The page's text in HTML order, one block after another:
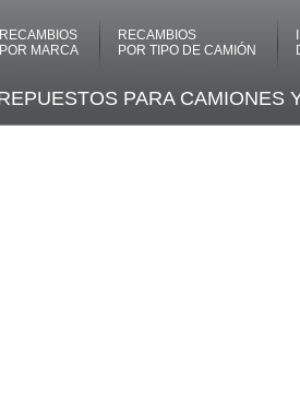
RECAMBIOS
POR MARCA
RECAMBIOS
POR TIPO DE CAMIÓN
PARA CAMIONES